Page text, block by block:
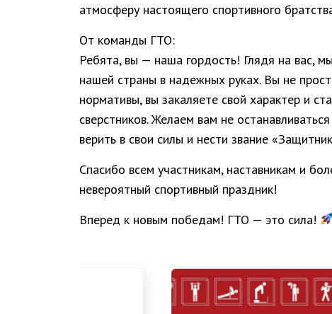
атмосферу настоящего спортивного
От команды ГТО:
Ребята, вы — наша гордость! Глядя на вас,
нашей страны в надежных руках. Вы не
нормативы, вы закаляете свой характер и
сверстников. Желаем вам не
верить в свои силы и нести звание
Спасибо всем участникам, наставникам и
невероятный спортивный праздник!
Вперед к новым победам! ГТО — это сила!